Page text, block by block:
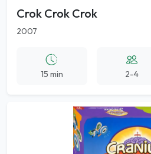
Crok Crok Crok
2007
15 min 2-4